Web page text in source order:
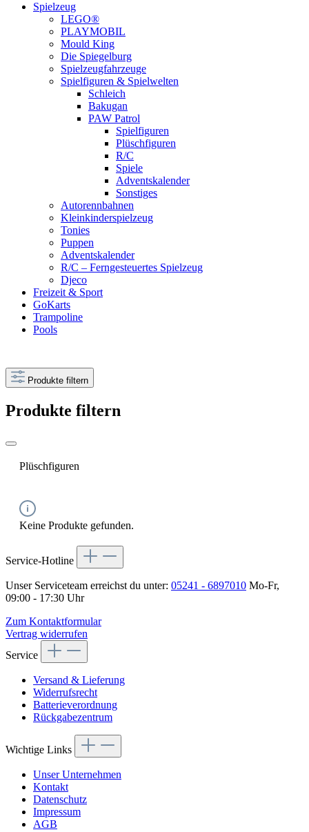
Spielzeug
LEGO®
PLAYMOBIL
Mould King
Die Spiegelburg
Spielzeugfahrzeuge
Spielfiguren & Spielwelten
Schleich
Bakugan
PAW Patrol
Spielfiguren
Plüschfiguren
R/C
Spiele
Adventskalender
Sonstiges
Autorennbahnen
Kleinkinderspielzeug
Tonies
Puppen
Adventskalender
R/C – Ferngesteuertes Spielzeug
Djeco
Freizeit & Sport
GoKarts
Trampoline
Pools
Produkte filtern
Produkte filtern
Plüschfiguren
Keine Produkte gefunden.
Service-Hotline
Unser Serviceteam erreichst du unter: 05241 - 6897010 Mo-Fr,
09:00 - 17:30 Uhr
Zum Kontaktformular
Vertrag widerrufen
Service
Versand & Lieferung
Widerrufsrecht
Batterieverordnung
Rückgabezentrum
Wichtige Links
Unser Unternehmen
Kontakt
Datenschutz
Impressum
AGB